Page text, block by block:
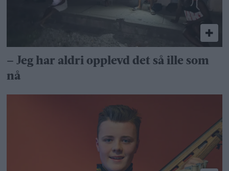
– Jeg har aldri opplevd det så ille som
nå